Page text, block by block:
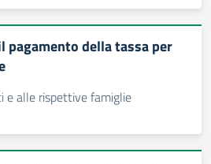
pagamento della tassa per
e alle rispettive famiglie